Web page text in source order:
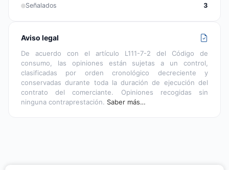
Señalados
3
Aviso legal
De acuerdo con el artículo L111-7-2 del Código de
consumo, las opiniones están sujetas a un control,
clasificadas por orden cronológico decreciente y
conservadas durante toda la duración de ejecución del
contrato del comerciante. Opiniones recogidas sin
ninguna contraprestación. Saber más…